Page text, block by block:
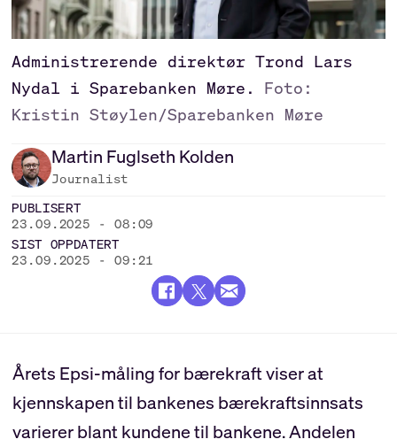
Administrerende direktør Trond Lars
Nydal i Sparebanken Møre.
Foto:
Kristin Støylen/Sparebanken Møre
Martin Fuglseth Kolden
Journalist
PUBLISERT
23.09.2025 - 08:09
SIST OPPDATERT
23.09.2025 - 09:21
Årets Epsi-måling for bærekraft viser at
kjennskapen til bankenes bærekraftsinnsats
varierer blant kundene til bankene. Andelen